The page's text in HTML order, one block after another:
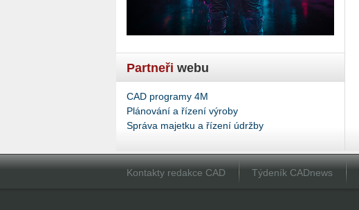
Partneři webu
CAD programy 4M
Plánování a řízení výroby
Správa majetku a řízení údržby
Kontakty redakce CAD Týdeník CADnews